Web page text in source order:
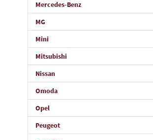
Mercedes-Benz
MG
Mini
Mitsubishi
Nissan
Omoda
Opel
Peugeot